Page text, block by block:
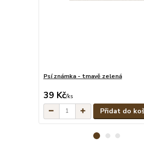
Psí známka - tmavě zelená
39 Kč/ks
Přidat do